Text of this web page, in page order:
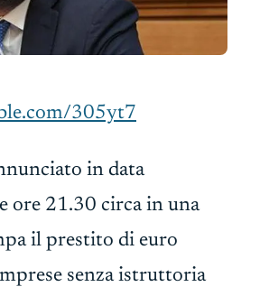
305yt7
in data
ore 21.30 circa in una
il prestito di euro
senza istruttoria